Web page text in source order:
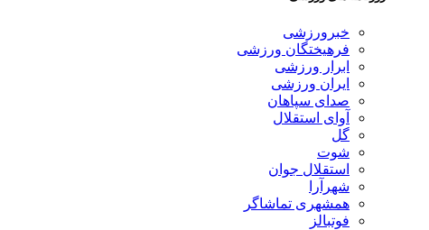
خبرورزشی
فرهیختگان ورزشی
ابرار ورزشی
ایران ورزشی
صدای سپاهان
آوای استقلال
گل
شوت
استقلال جوان
شهرآرا
همشهری تماشاگر
فوتبالز